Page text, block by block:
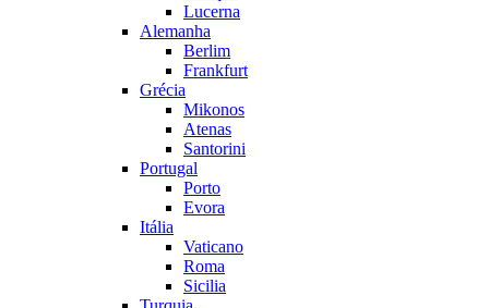
Lucerna
Alemanha
Berlim
Frankfurt
Grécia
Mikonos
Atenas
Santorini
Portugal
Porto
Evora
Itália
Vaticano
Roma
Sicilia